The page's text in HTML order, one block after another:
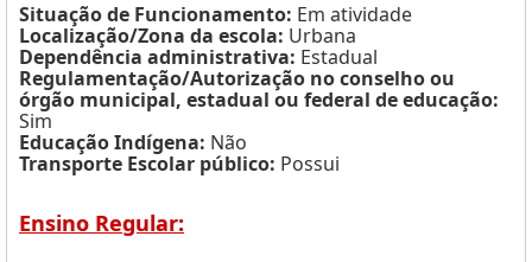
Situação de Funcionamento: Em atividade
Localização/Zona da escola: Urbana
Dependência administrativa: Estadual
Regulamentação/Autorização no conselho ou
órgão municipal, estadual ou federal de educação:
Sim
Educação Indígena: Não
Transporte Escolar público: Possui
Ensino Regular: